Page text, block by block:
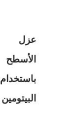
عزل
الأسطح
باستخدام
البيتومين